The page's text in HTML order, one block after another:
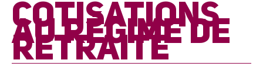
COTISATIONS
AU RÉGIME DE
RETRAITE